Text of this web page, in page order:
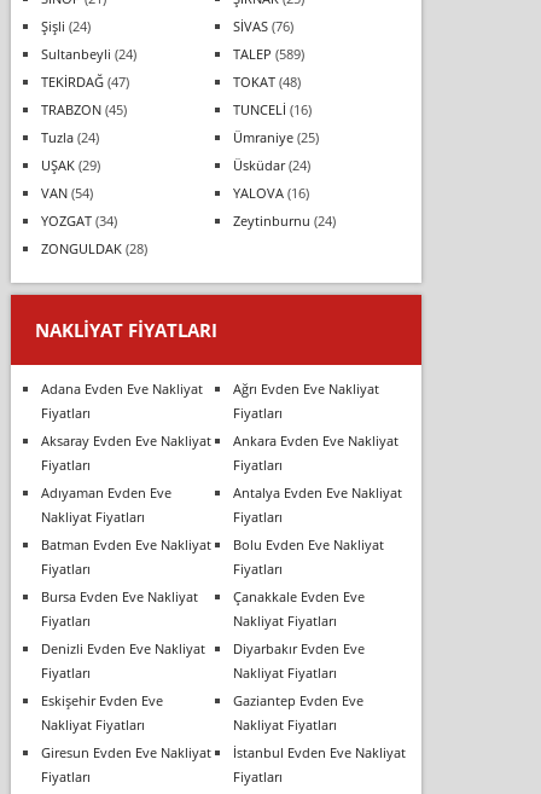
Şişli (24) SİVAS(76)
Sultanbeyli (24) TALEP (589)
TEKİRDAĞ(47) TOKAT(48)
TRABZON(45) TUNCELİ (16)
Tuzla(24) Ümraniye(25)
UŞAK(29) Üsküdar(24)
VAN(54) YALOVA(16)
YOZGAT(34) Zeytinburnu (24)
ZONGULDAK(28)
NAKLIYAT FIYATLARI
Adana Evden Eve Nakliyat
Fiyatları
Ağrı Evden Eve Nakliyat
Fiyatları
Aksaray Evden Eve Nakliyat
Fiyatları
Ankara Evden Eve Nakliyat
Fiyatları
Adıyaman Evden Eve
Nakliyat Fiyatları
Antalya Evden Eve Nakliyat
Fiyatları
Batman Evden Eve Nakliyat
Fiyatları
Bolu Evden Eve Nakliyat
Fiyatları
Bursa Evden Eve Nakliyat
Fiyatları
Çanakkale Evden Eve
Nakliyat Fiyatları
Denizli Evden Eve Nakliyat
Fiyatları
Diyarbakır Evden Eve
Nakliyat Fiyatları
Eskişehir Evden Eve
Nakliyat Fiyatları
Gaziantep Evden Eve
Nakliyat Fiyatları
Giresun Evden Eve Nakliyat
Fiyatları
İstanbul Evden Eve Nakliyat
Fiyatları